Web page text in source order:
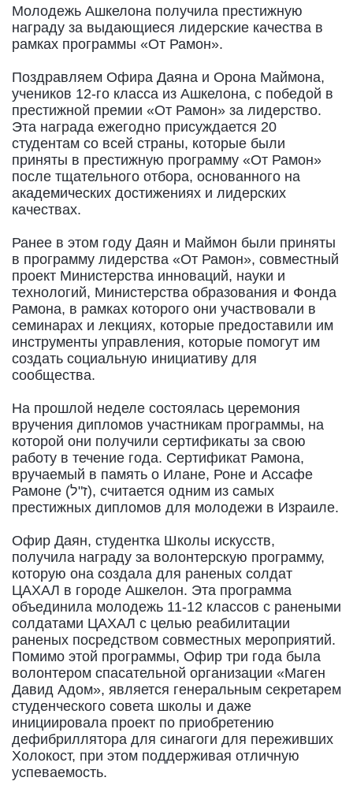
Молодежь Ашкелона получила престижную
награду за выдающиеся лидерские качества в
рамках программы «От Рамон».
Поздравляем Офира Даяна и Орона Маймона,
учеников 12-го класса из Ашкелона, с победой в
престижной премии «От Рамон» за лидерство.
Эта награда ежегодно присуждается 20
студентам со всей страны, которые были
приняты в престижную программу «От Рамон»
после тщательного отбора, основанного на
академических достижениях и лидерских
качествах.
Ранее в этом году Даян и Маймон были приняты
в программу лидерства «От Рамон», совместный
проект Министерства инноваций, науки и
технологий, Министерства образования и Фонда
Рамона, в рамках которого они участвовали в
семинарах и лекциях, которые предоставили им
инструменты управления, которые помогут им
создать социальную инициативу для
сообщества.
На прошлой неделе состоялась церемония
вручения дипломов участникам программы, на
которой они получили сертификаты за свою
работу в течение года. Сертификат Рамона,
вручаемый в память о Илане, Роне и Ассафе
Рамоне (ז"ל), считается одним из самых
престижных дипломов для молодежи в Израиле.
Офир Даян, студентка Школы искусств,
получила награду за волонтерскую программу,
которую она создала для раненых солдат
ЦАХАЛ в городе Ашкелон. Эта программа
объединила молодежь 11-12 классов с ранеными
солдатами ЦАХАЛ с целью реабилитации
раненых посредством совместных мероприятий.
Помимо этой программы, Офир три года была
волонтером спасательной организации «Маген
Давид Адом», является генеральным секретарем
студенческого совета школы и даже
инициировала проект по приобретению
дефибриллятора для синагоги для переживших
Холокост, при этом поддерживая отличную
успеваемость.